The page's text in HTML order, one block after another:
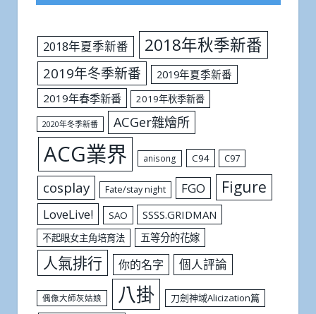
2018年夏季新番 2018年秋季新番
2019年冬季新番
2019年夏季新番
2019年春季新番
2019年秋季新番
2020年冬季新番 ACGer雜燴所
ACG業界 anisong C94 C97
cosplay Fate/stay night FGO Figure
LoveLive! SAO SSSS.GRIDMAN
不起眼女主角培育法 五等分的花嫁
人氣排行 你的名字 個人評論
偶像大師灰姑娘 八掛 刀劍神域Alicization篇